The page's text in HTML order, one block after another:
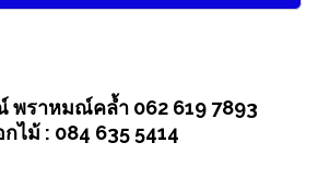
ราหมณ์คล้ำ 062 619 7893
ม้ : 084 635 5414